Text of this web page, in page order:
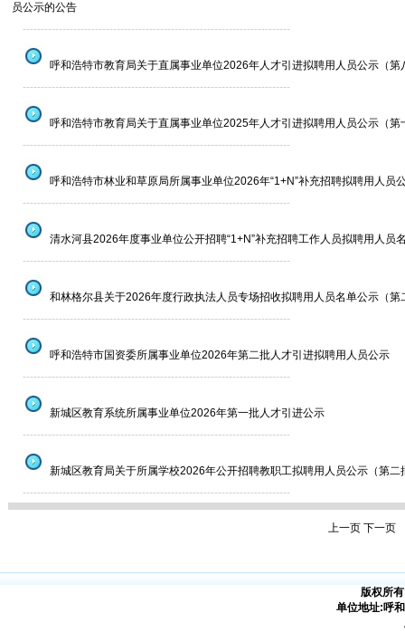
员公示的公告
--------------------------------------------------------------------------
呼和浩特市教育局关于直属事业单位2026年人才引进拟聘用人员公示（第
--------------------------------------------------------------------------
呼和浩特市教育局关于直属事业单位2025年人才引进拟聘用人员公示（第
--------------------------------------------------------------------------
呼和浩特市林业和草原局所属事业单位2026年“1+N”补充招聘拟聘用人员
--------------------------------------------------------------------------
清水河县2026年度事业单位公开招聘“1+N”补充招聘工作人员拟聘用人员
--------------------------------------------------------------------------
和林格尔县关于2026年度行政执法人员专场招收拟聘用人员名单公示（第
--------------------------------------------------------------------------
呼和浩特市国资委所属事业单位2026年第二批人才引进拟聘用人员公示
--------------------------------------------------------------------------
新城区教育系统所属事业单位2026年第一批人才引进公示
--------------------------------------------------------------------------
新城区教育局关于所属学校2026年公开招聘教职工拟聘用人员公示（第二
--------------------------------------------------------------------------
上一页 下一页
版权所
单位地址:呼